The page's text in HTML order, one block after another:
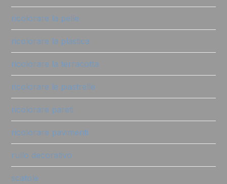
ricolorare la pelle
ricolorare la plastica
ricolorare la terracotta
ricolorare le piastrelle
ricolorare pareti
ricolorare pavimenti
rullo decorativo
scatole